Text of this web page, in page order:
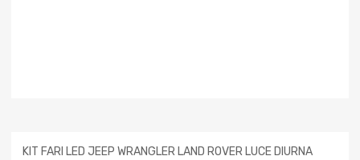
KIT FARI LED JEEP WRANGLER LAND ROVER LUCE DIURNA